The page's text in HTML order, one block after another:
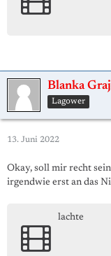
Blanka
Lagower
13. Juni 2022
Okay, soll mir recht
irgendwie erst an das
lachte